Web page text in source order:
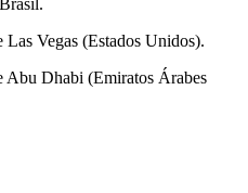
Vegas (Estados Unidos).
Abu Dhabi (Emiratos Árabes